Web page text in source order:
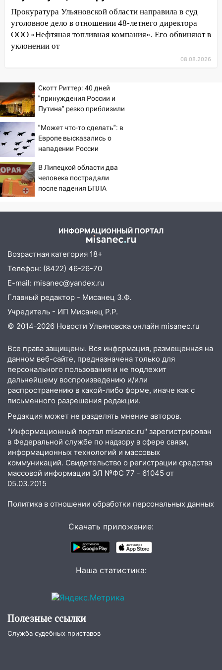
оставил в силе приговор руководству
«УльяновскФармации» за махинации на
3,2 млн рублей
16:09 Ветераны легкой атлетики из
16:02
В Ульяновской области убрали
более 28% площадей зерновых и
зернобобовых культур
15:51
Бросила кирпич в жену брата: в
Ульяновской области завели дело на
агрессивную женщину
15:47
На улице Радищева сбили
курьера: крупная авария в Ульяновске
15:15
Проводил до квартиры и ограбил:
В Ульяновске ограничат движение
по улице Ефремова
14:23
67% ульяновцев готовы
передумать увольняться, если им
повысят зарплату
Инсценировали ДТП и получили
более 4,6 миллиона рублей: перед
судом предстанет банда
13:36 В Инзе произошел крупный пожар
13:00 В суде защитили репутацию
мужчины, которого необоснованно
обвиняли в жестоком обращении с
животными
12:28
Миллион на «льготниках»: в
Ульяновской области перевозчик
провернул хитрую схему с чужими
проездными
12:10
Ульяновский алиментщик накопил
120 тысяч долга
11:49
Снят режим «Ракетная
Кабмин РФ разрешил до 1 июля
бензина Евро 2, Евро 3, Евро 4
врезался в забор
10:27 Где есть бензин в Ульяновске
Прокуратура Ульяновской области направила в суд
уголовное дело в отношении 48-летнего директора
ООО «Нефтяная топливная компания». Его обвиняют в
уклонении от
08.08.2026
Скотт Риттер: 40 дней
"принуждения России и
Путина" резко приблизили
"Может что-то сделать": в
Европе высказались о
нападении России
В Липецкой области два
человека пострадали
после падения БПЛА
ИНФОРМАЦИОННЫЙ ПОРТАЛ
Возрастная категория 18+
Телефон: (8422) 46-26-70
E-mail: misanec@yandex.ru
Главный редактор - Мисанец З.Ф.
Учредитель - ИП Мисанец Р.Р.
© 2014-2026 Новости Ульяновска онлайн misanec.ru
Все права защищены. Вся информация, размещенная на
данном веб-сайте, предназначена только для
персонального пользования и не подлежит
дальнейшему воспроизведению и/или
распространению в какой-либо форме, иначе как с
письменного разрешения редакции.
Редакция может не разделять мнение авторов.
"Информационный портал misanec.ru" зарегистрирован
в Федеральной службе по надзору в сфере связи,
информационных технологий и массовых
коммуникаций. Свидетельство о регистрации средства
массовой информации ЭЛ №ФС 77 - 61045 от
05.03.2015
Политика в отношении обработки персональных данных
Скачать приложение:
Наша статистика:
Полезные ссылки
Служба судебных приставов